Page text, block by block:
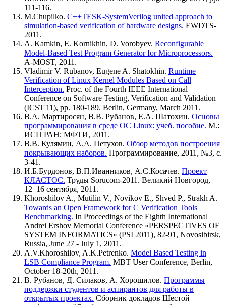
111-116.
M.Chupilko. C++TESK-SystemVerilog united approach to
simulation-based verification of hardware designs. EWDTS-
2011.
A. Kamkin, E. Kornikhin, D. Vorobyev. Reconfigurable
Model-Based Test Program Generator for Microprocessors.
A-MOST, 2011.
Vladimir V. Rubanov, Eugene A. Shatokhin. Runtime
Verification of Linux Kernel Modules Based on Call
Interception. Proc. of the Fourth IEEE International
Conference on Software Testing, Verification and Validation
(ICST'11), pp. 180-189. Berlin, Germany, March 2011.
В.А. Мартиросян, В.В. Рубанов, Е.А. Шатохин. Основы
программирования в среде ОС Linux: учеб. пособие. М.:
ИСП РАН; МФТИ, 2011.
В.В. Кулямин, А.А. Петухов. Обзор методов построения
покрывающих наборов. Программирование, 2011, №3, с.
3-41.
И.Б.Бурдонов, В.П.Иванников, А.С.Косачев. Проект
КЛАСТОС. Труды Sorucom-2011. Великий Новгород,
12–16 сентября, 2011.
Khoroshilov A., Mutilin V., Novikov E., Shved P., Strakh A.
Towards an Open Framework for C Verification Tools
Benchmarking. In Proceedings of the Eighth International
Andrei Ershov Memorial Conference «PERSPECTIVES OF
SYSTEM INFORMATICS» (PSI 2011), 82-91, Novosibirsk,
Russia, June 27 - July 1, 2011.
A.V.Khoroshilov, A.K.Petrenko. Model Based Testing in
LSB Compliance Program. MBT User Conference, Berlin,
October 18-20th, 2011.
В. Рубанов, Д. Силаков, А. Хорошилов. Программы
поддержки студентов и аспирантов для работы в
открытых проектах. Сборник докладов Шестой